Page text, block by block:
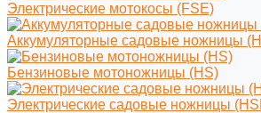
Электрические мотокосы (FSE)
Аккумуляторные садовые ножницы
Бензиновые мотоножницы (HS)
Электрические садовые ножницы